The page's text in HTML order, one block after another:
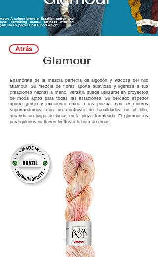
Atrás
Glamour
Enamórate de la mezcla perfecta de algodón y viscosa del hilo
Glamour. Su mezcla de fibras aporta suavidad y ligereza a tus
creaciones hechas a mano. Versátil, puede utilizarse en proyectos
de moda aptos para todas las estaciones. Su delicado espesor
aporta gracia y excelente caída a las piezas. Son 16 colores
supermodernos, con un contraste de tonalidades en el hilo,
creando un juego de luces en la pieza terminada. El glamour es
para quienes no tienen límites a la hora de crear.